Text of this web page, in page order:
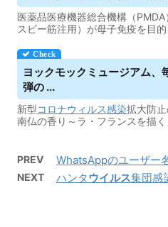
医薬品医療機器総合機構（
スビー筋注用）が母子免疫を目
ヨックモックミュージアム、
弾の ...
新型コロナウィルス感染拡大防
南仏の香り～ラ・フランスを描
PREV WhatsAppのユーザー
NEXT ハンタウイルス集団感